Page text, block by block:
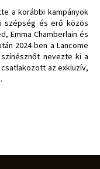
a korábbi kampányok
szépség és erő közös
Emma Chamberlain és
2024-ben a Lancome
nevezte ki a
az exkluzív,